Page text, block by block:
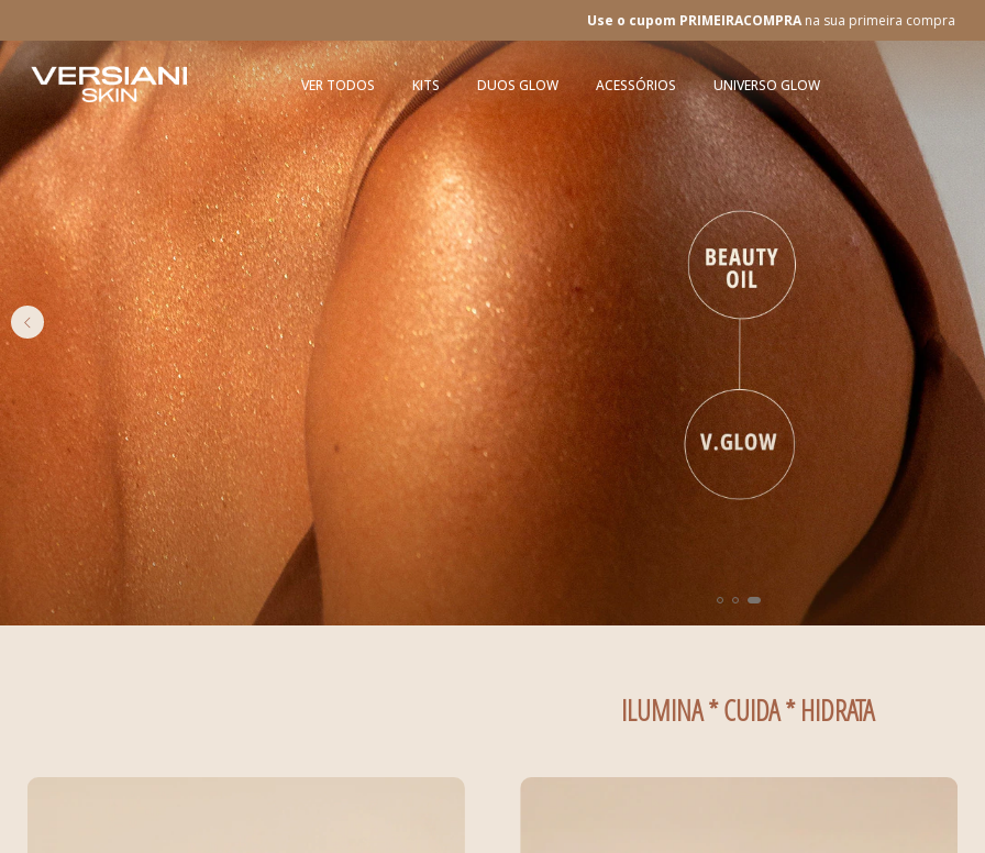
Use o cupom PRIMEIRACOMPRAna sua primeira compra Frete GrátisEm compras á
VER TODOS KITS DUOS GLOW ACESSÓRIOS UNIVERSO GLOW
ILUMINA * CUIDA * HIDRATA